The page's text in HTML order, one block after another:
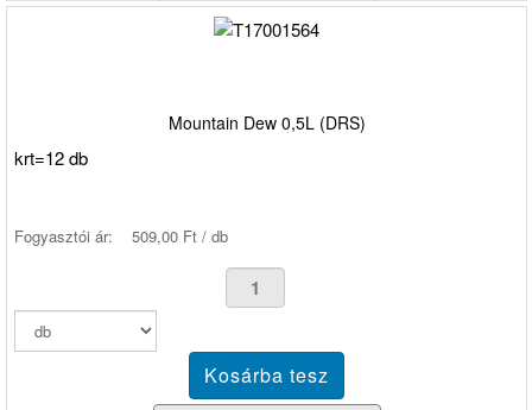
Mountain Dew 0,5L (DRS)
krt=12 db
Fogyasztói ár: 509,00 Ft / db